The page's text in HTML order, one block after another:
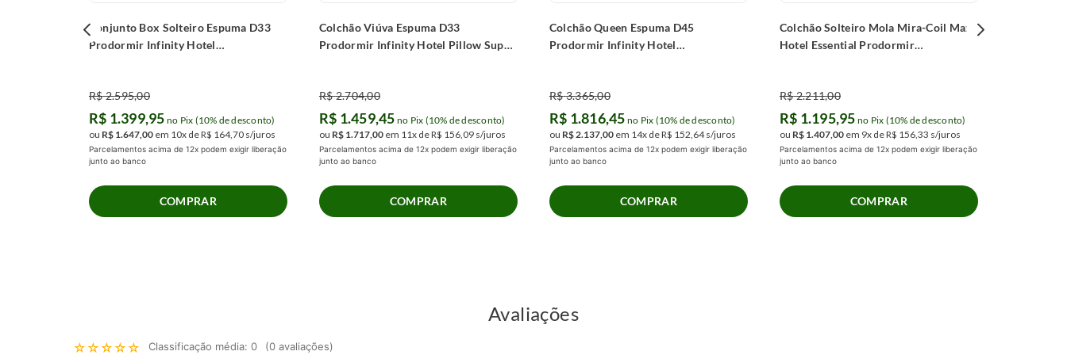
Conjunto Box Solteiro Espuma D33
Prodormir Infinity Hotel
R$2.595,00
R$ 1.399,95 no Pix (10% de desconto)
ou R$ 1.647,00em 10x deR$ 164,70s/juros
Parcelamentos acima de 12x podem exigir liberação
junto ao banco
COMPRAR
Colchão Viúva Espuma D33
Prodormir Infinity Hotel Pillow Super
R$2.704,00
R$ 1.459,45 no Pix (10% de desconto)
ou R$ 1.717,00em 11x deR$ 156,09s/juros
Parcelamentos acima de 12x podem exigir liberação
junto ao banco
COMPRAR
Colchão Queen Espuma D45
Prodormir Infinity Hotel
R$3.365,00
R$ 1.816,45 no Pix (10% de desconto)
ou R$2.137,00em 14x deR$ 152,64s/juros
Parcelamentos acima de 12x podem exigir liberação
junto ao banco
COMPRAR
Colchão Solteiro Mola Mira-Coil Max
Hotel Essential Prodormir
R$2.211,00
R$ 1.195,95 no Pix (10% de desconto)
ou R$ 1.407,00em 9x deR$ 156,33 s/juros
Parcelamentos acima de 12x podem exigir liberação
junto ao banco
COMPRAR
Avaliações
☆ ☆ ☆ ☆ ☆ Classificação média: 0 (0 avaliações)